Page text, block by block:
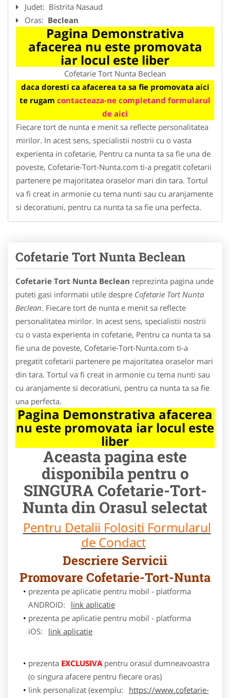
Judet: Bistrita Nasaud
Oras: Beclean
Pagina Demonstrativa
afacerea nu este promovata
iar locul este liber
Cofetarie Tort Nunta Beclean
daca doresti ca afacerea ta sa fie promovata aici
te rugam contacteaza-ne completand formularul
de aici
Fiecare tort de nunta e menit sa reflecte personalitatea
mirilor. In acest sens, specialistii nostrii cu o vasta
experienta in cofetarie, Pentru ca nunta ta sa fie una de
poveste, Cofetarie-Tort-Nunta.com ti-a pregatit cofetarii
partenere pe majoritatea oraselor mari din tara. Tortul
va fi creat in armonie cu tema nunti sau cu aranjamente
si decoratiuni, pentru ca nunta ta sa fie una perfecta.
Cofetarie Tort Nunta Beclean
Cofetarie Tort Nunta Beclean reprezinta pagina unde
puteti gasi informatii utile despre Cofetarie Tort Nunta
Beclean. Fiecare tort de nunta e menit sa reflecte
personalitatea mirilor. In acest sens, specialistii nostrii
cu o vasta experienta in cofetarie, Pentru ca nunta ta sa
fie una de poveste, Cofetarie-Tort-Nunta.com ti-a
pregatit cofetarii partenere pe majoritatea oraselor mari
din tara. Tortul va fi creat in armonie cu tema nunti sau
cu aranjamente si decoratiuni, pentru ca nunta ta sa fie
una perfecta.
Pagina Demonstrativa afacerea
nu este promovata iar locul este
liber
Aceasta pagina este
disponibila pentru o
SINGURA Cofetarie-Tort-
Nunta din Orasul selectat
Pentru Detalii Folositi Formularul
de Condact
Descriere Servicii
Promovare Cofetarie-Tort-Nunta
prezenta pe aplicatie pentru mobil - platforma
ANDROID:
link aplicatie
prezenta pe aplicatie pentru mobil - platforma
iOS:
link aplicatie
prezenta EXCLUSIVApentru orasul dumneavoastra
(o singura afacere pentru fiecare oras)
link personalizat (exemplu:
https://www.cofetarie-